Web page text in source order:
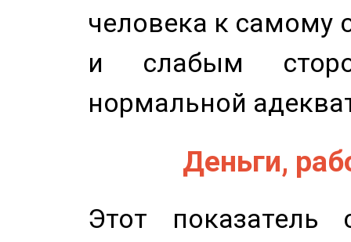
человека к самому
и слабым
нормальной
Деньги,
Этот показатель